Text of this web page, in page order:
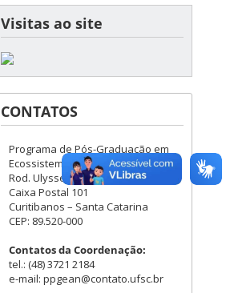
Visitas ao site
CONTATOS
Programa de Pós-Graduação em
Ecossistemas Agrícolas e Naturais
Rod. Ulysses Gaboardi, Km 3
Caixa Postal 101
Curitibanos – Santa Catarina
CEP: 89.520-000
Contatos da Coordenação:
tel.: (48) 3721 2184
e-mail: ppgean@contato.ufsc.br